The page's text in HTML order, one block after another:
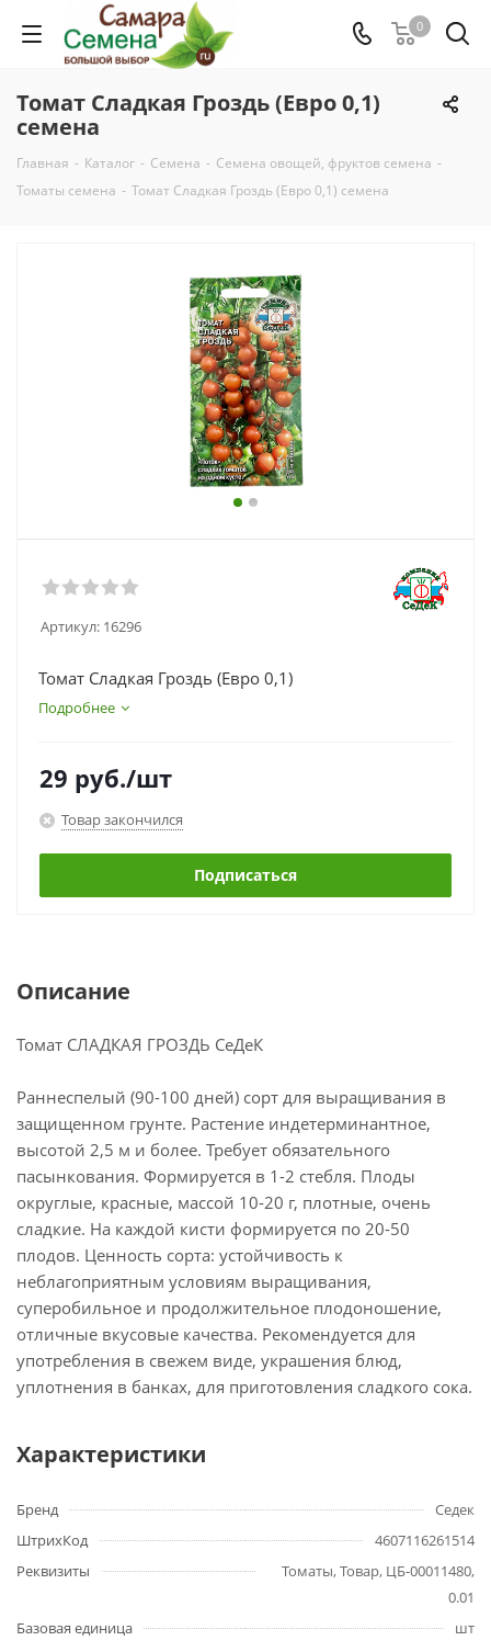
0
Томат Сладкая Гроздь (Евро 0,1)
семена
Главная - Каталог - Семена - Семена овощей, фруктов семена -
Томаты семена - Томат Сладкая Гроздь (Евро 0,1) семена
Артикул: 16296
Томат Сладкая Гроздь (Евро 0,1)
Подробнее
29 руб./шт
Товар закончился
Подписаться
Описание
Томат СЛАДКАЯ ГРОЗДЬ СеДеК
Раннеспелый (90-100 дней) сорт для выращивания в
защищенном грунте. Растение индетерминантное,
высотой 2,5 м и более. Требует обязательного
пасынкования. Формируется в 1-2 стебля. Плоды
округлые, красные, массой 10-20 г, плотные, очень
сладкие. На каждой кисти формируется по 20-50
плодов. Ценность сорта: устойчивость к
неблагоприятным условиям выращивания,
суперобильное и продолжительное плодоношение,
отличные вкусовые качества. Рекомендуется для
употребления в свежем виде, украшения блюд,
уплотнения в банках, для приготовления сладкого сока.
Характеристики
Бренд
Седек
ШтрихКод
4607116261514
Реквизиты
Томаты, Товар, ЦБ-00011480,
0.01
Базовая единица
шт